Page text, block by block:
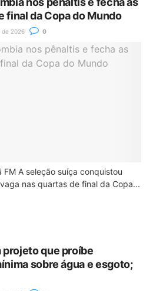
final da Copa do Mundo
de 2026 0
FM A seleção suíça conquistou
nas quartas de final da Copa...
projeto que proíbe
sobre água e esgoto;